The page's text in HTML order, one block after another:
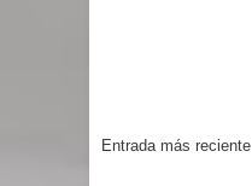
Entrada más reciente